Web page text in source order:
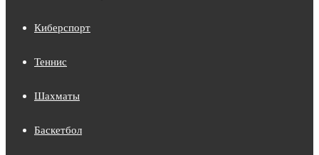
Киберспорт
Теннис
Шахматы
Баскетбол